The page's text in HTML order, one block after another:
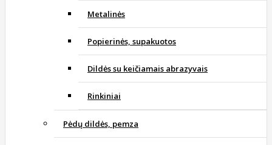
Metalinės
Popierinės, supakuotos
Dildės su keičiamais abrazyvais
Rinkiniai
Pėdų dildės, pemza